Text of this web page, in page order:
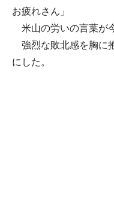
お疲れさん」
米山の労いの言葉が
強烈な敗北感を胸に
にした。